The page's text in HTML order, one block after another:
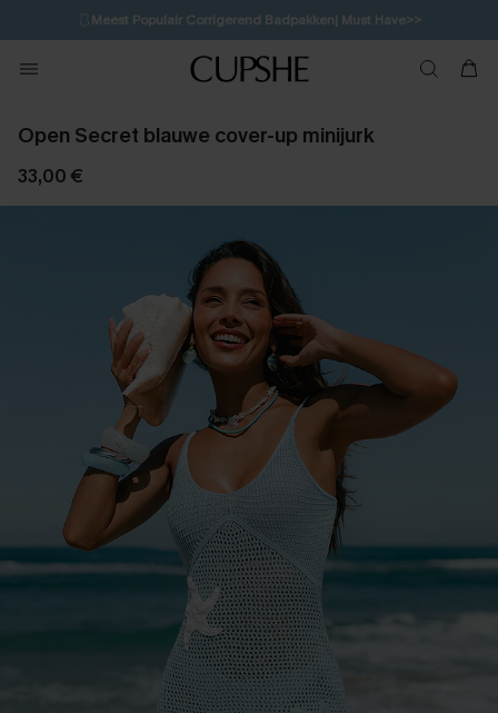
🩱Meest Populair Corrigerend Badpakken| Must Have>>
💌Abonneer je & ontvang tot 15% korting>>
Koop 3, krijg 15% korting | CODE: SW15 14H:46M:27S
Open Secret blauwe cover-up minijurk
33,00 €